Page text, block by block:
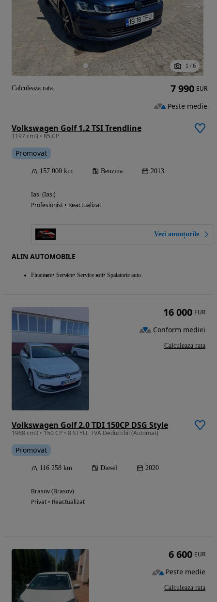
1 / 6
Volkswagen Golf 1.2 TSI Trendline
1197 cm3 • 85 CP
Promovat
157 000 km Benzina 2013
Iasi (Iasi)
Profesionist • Reactualizat
Vezi anunțurile
ALIN AUTOMOBILE
Finantare Service Service roti Spalatorie auto
7 990 EUR
Peste medie
Calculeaza rata
Volkswagen Golf 2.0 TDI 150CP DSG Style
1968 cm3 • 150 CP • 8 STYLE TVA Deductibil (Automat)
Promovat
116 258 km Diesel 2020
Brasov (Brasov)
Privat • Reactualizat
16 000 EUR
Conform mediei
Calculeaza rata
6 600 EUR
Peste medie
Calculeaza rata